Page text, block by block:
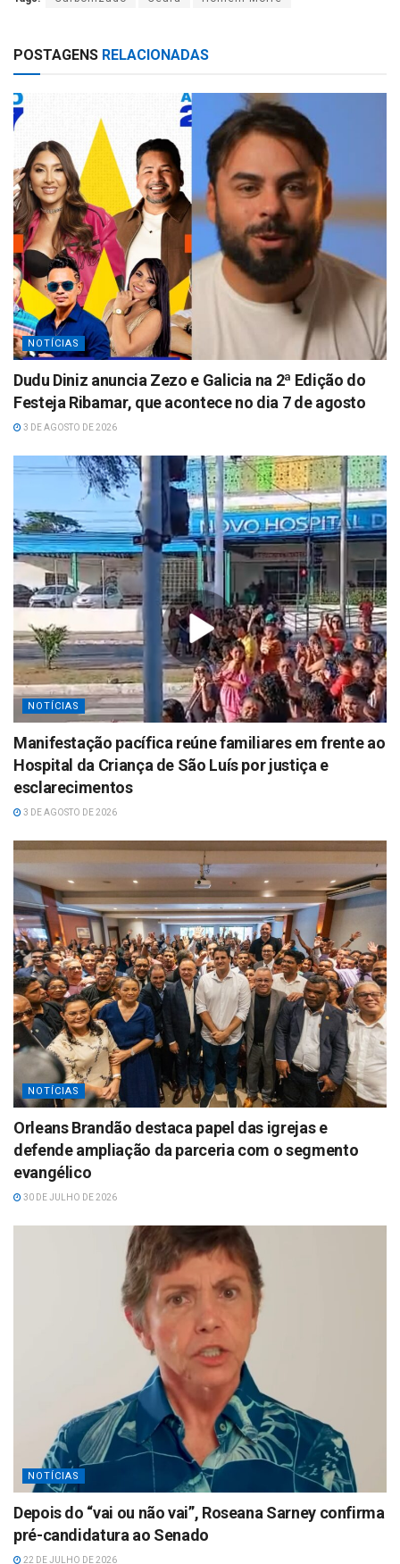
at
A
ar
POSTAGENS RELACIONADAS
NOTÍCIAS
Dudu Diniz anuncia Zezo e Galicia na 2ª Edição do
Festeja Ribamar, que acontece no dia 7 de agosto
3 DE AGOSTO DE 2026
NOTÍCIAS
Manifestação pacífica reúne familiares em frente ao
Hospital da Criança de São Luís por justiça e
esclarecimentos
3 DE AGOSTO DE 2026
NOTÍCIAS
Orleans Brandão destaca papel das igrejas e
defende ampliação da parceria com o segmento
evangélico
30 DE JULHO DE 2026
NOTÍCIAS
Depois do “vai ou não vai”, Roseana Sarney confirma
pré-candidatura ao Senado
22 DE JULHO DE 2026